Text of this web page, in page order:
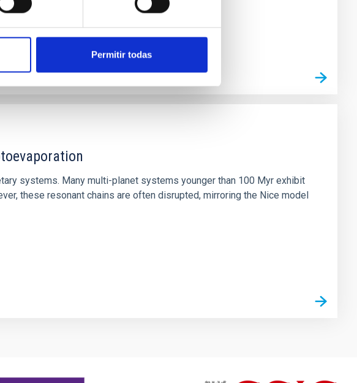
Permitir todas
systems. Many multi-planet systems younger than 100 Myr exhibit
these resonant chains are often disrupted, mirroring the Nice model